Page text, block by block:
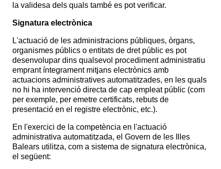
la validesa dels quals també es pot verificar.
Signatura electrònica
L'actuació de les administracions públiques, òrgans,
organismes públics o entitats de dret públic es pot
desenvolupar dins qualsevol procediment administratiu
emprant íntegrament mitjans electrònics amb
actuacions administratives automatitzades, en les quals
no hi ha intervenció directa de cap empleat públic (com
per exemple, per emetre certificats, rebuts de
presentació en el registre electrònic, etc.).
En l'exercici de la competència en l'actuació
administrativa automatitzada, el Govern de les Illes
Balears utilitza, com a sistema de signatura electrònica,
el següent: